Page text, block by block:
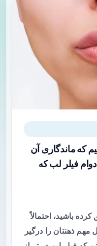
که ماندگاری آن
دوام فیلر لب که
باشید، احتمالاً
مهم ذهنتان را درگیر